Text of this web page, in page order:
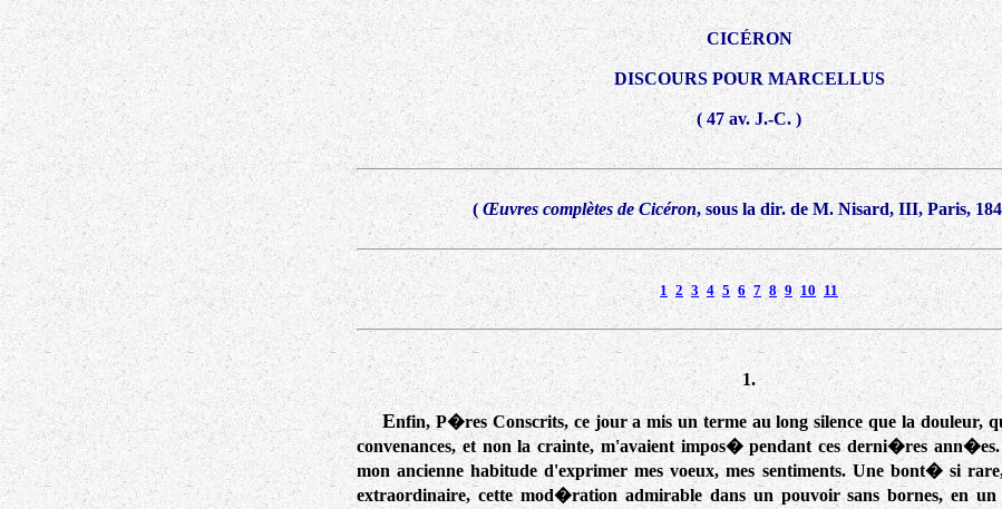
CICÉRON
DISCOURS POUR MARCELLUS
( 47 av. J.-C. )
( Œuvres complètes de Cicéron, sous la dir. de M. Nisard, III, Paris,
1 2 3 4 5 6 7 8 9 10 11
1.
Enfin, P�res Conscrits, ce jour a mis un terme au long silence que la douleur,
convenances, et non la crainte, m'avaient impos� pendant ces derni�res
mon ancienne habitude d'exprimer mes voeux, mes sentiments. Une bont� si
extraordinaire, cette mod�ration admirable dans un pouvoir sans bornes, en un